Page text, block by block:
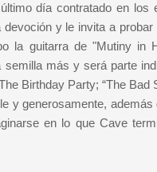
día contratado en
y le invita a
la guitarra de "Mutiny in
más y será parte
Birthday Party; “The Bad
y generosamente,
en lo que Cave